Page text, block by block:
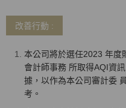
改善行動 :
本公司將於選任2023 年度
會計師事務 所取得AQI資
據，以作為本公司審計委
考。